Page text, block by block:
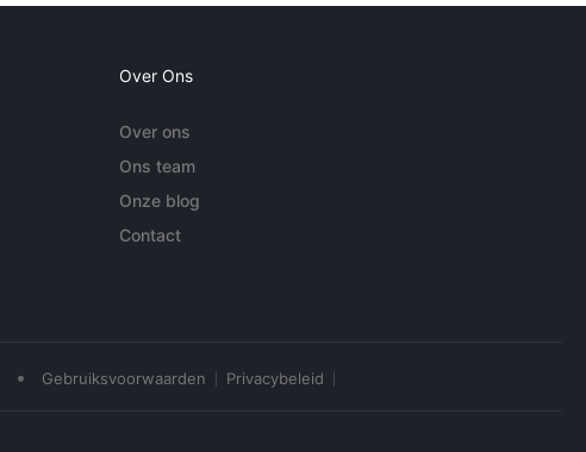
Over Ons
Over ons
Ons team
Onze blog
Contact
• Gebruiksvoorwaarden Privacybeleid